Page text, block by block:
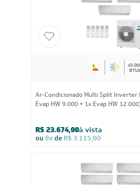
BTUs
Ar-Condicionado Multi Split Inverter
Evap HW 9.000 + 1x Evap HW
R$ 23.674,00à vista
ou 8xde R$ 3.115,00